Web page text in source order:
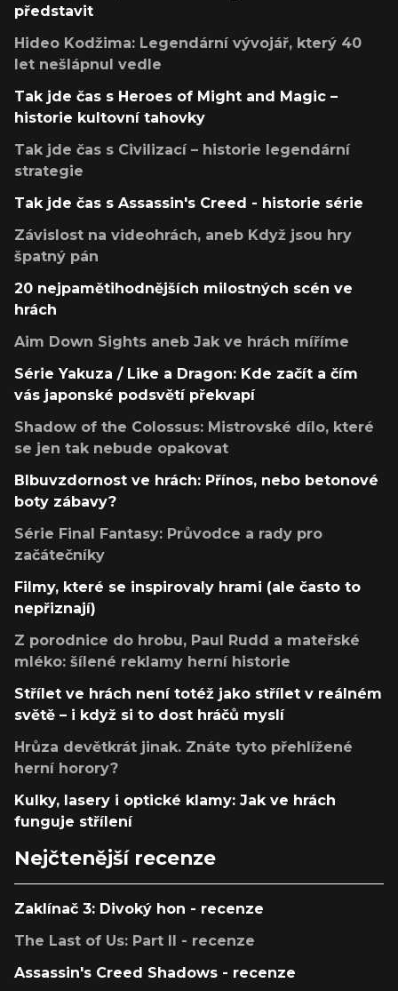
představit
Hideo Kodžima: Legendární vývojář, který 40
let nešlápnul vedle
Tak jde čas s Heroes of Might and Magic –
historie kultovní tahovky
Tak jde čas s Civilizací – historie legendární
strategie
Tak jde čas s Assassin's Creed - historie série
Závislost na videohrách, aneb Když jsou hry
špatný pán
20 nejpamětihodnějších milostných scén ve
hrách
Aim Down Sights aneb Jak ve hrách míříme
Série Yakuza / Like a Dragon: Kde začít a čím
vás japonské podsvětí překvapí
Shadow of the Colossus: Mistrovské dílo, které
se jen tak nebude opakovat
Blbuvzdornost ve hrách: Přínos, nebo betonové
boty zábavy?
Série Final Fantasy: Průvodce a rady pro
začátečníky
Filmy, které se inspirovaly hrami (ale často to
nepřiznají)
Z porodnice do hrobu, Paul Rudd a mateřské
mléko: šílené reklamy herní historie
Střílet ve hrách není totéž jako střílet v reálném
světě – i když si to dost hráčů myslí
Hrůza devětkrát jinak. Znáte tyto přehlížené
herní horory?
Kulky, lasery i optické klamy: Jak ve hrách
funguje střílení
Nejčtenější recenze
Zaklínač 3: Divoký hon - recenze
The Last of Us: Part II - recenze
Assassin's Creed Shadows - recenze